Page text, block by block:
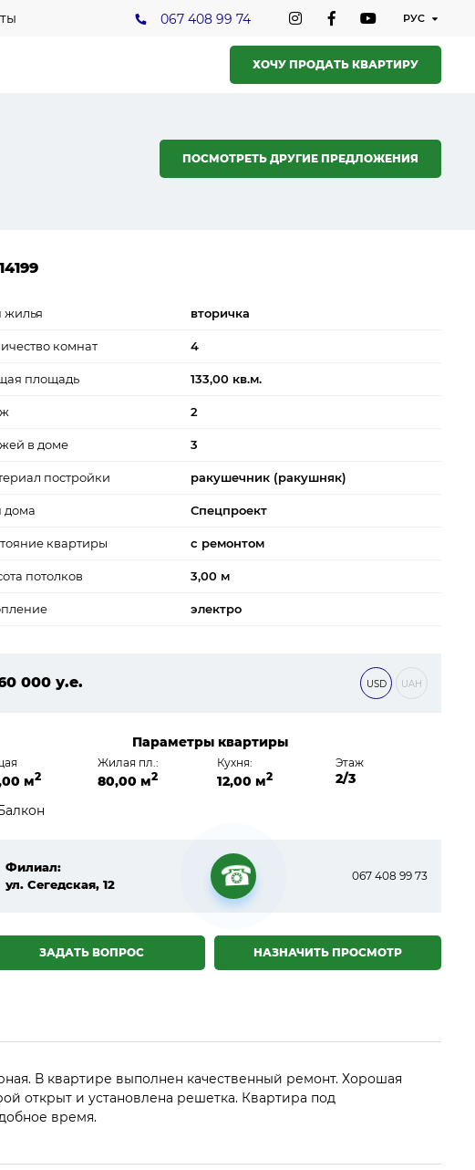
067 408 99 74
ХОЧУ ПРОДАТЬ КВАРТИРУ
ПОСМОТРЕТЬ ДРУГИЕ ПРЕДЛОЖЕНИЯ
жилья вторичка
комнат 4
площадь 133,00 кв.м.
2
в доме 3
постройки ракушечник (ракушняк)
дома Спецпроект
квартиры с ремонтом
потолков 3,00 м
электро
000 у.е.
USD UAH
Параметры квартиры
м2
Жилая пл.:
80,00 м2
Кухня:
12,00 м2
Этаж
2/3
Филиал:
ул. Сегедская, 12
☎
067 408 99 73
НАЗНАЧИТЬ ПРОСМОТР
ЗАДАТЬ ВОПРОС
В квартире выполнен качественный ремонт. Хорошая
открыт и установлена решетка. Квартира под
время.